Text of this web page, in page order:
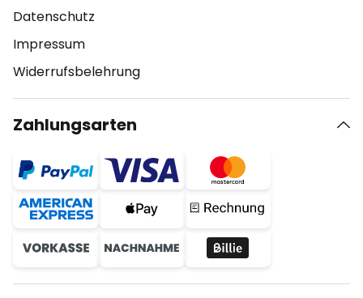
Datenschutz
Impressum
Widerrufsbelehrung
Zahlungsarten